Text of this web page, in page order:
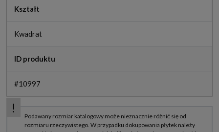
Kształt
Kwadrat
ID produktu
#10997